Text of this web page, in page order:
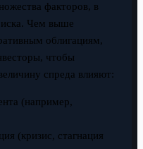
факторов, в
Чем выше
облигациям,
чтобы
спреда влияют:
(например,
(кризис, стагнация